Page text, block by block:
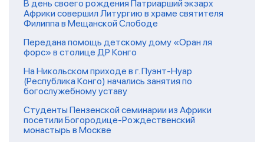
В день своего рождения Патриарший экзарх
Африки совершил Литургию в храме святителя
Филиппа в Мещанской Слободе
Передана помощь детскому дому «Оран ля
форс» в столице ДР Конго
На Никольском приходе в г. Пуэнт-Нуар
(Республика Конго) начались занятия по
богослужебному уставу
Студенты Пензенской семинарии из Африки
посетили Богородице-Рождественский
монастырь в Москве